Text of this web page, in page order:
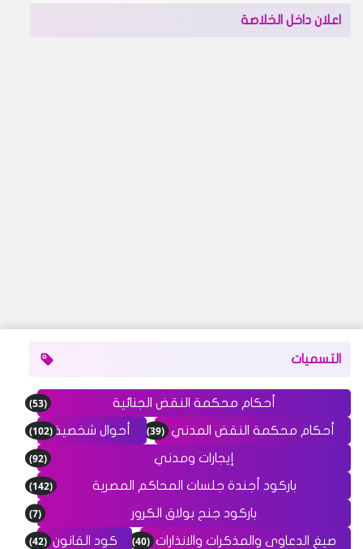
اعلان داخل الخلاصة
التسميات
أحكام محكمة النقض الجنائية (53)
أحكام محكمة النقض المدني (39) أحوال شخصية(102)
إيجارات ومدني (92)
باركود أجندة جلسات المحاكم المصرية (142)
باركود جنح بولاق الكرور (7)
صيغ الدعاوى والمذكرات والانذارات (40) كود القانون (42)